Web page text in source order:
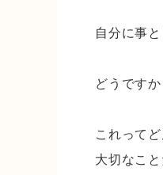
自分に事
どうですか
これって
大切なこ